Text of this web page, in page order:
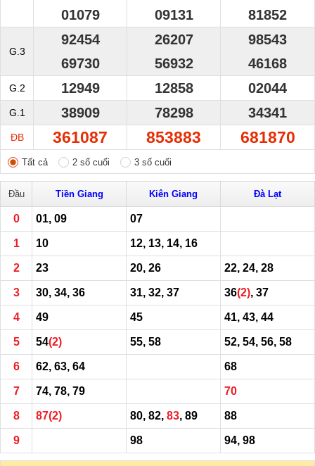
01079
09131
81852
G.3
92454
69730
26207
56932
98543
46168
G.2 12949 12858 02044
G.1 38909 78298 34341
ĐB 361087 853883 681870
Tất cả 2 số cuối 3 số cuối
Đầu Tiền Giang Kiên Giang Đà Lạt
0 01, 09 07
1 10 12, 13, 14, 16
2 23 20, 26 22, 24, 28
3 30, 34, 36 31, 32, 37 36(2), 37
4 49 45 41, 43, 44
5 54(2) 55, 58 52, 54, 56, 58
6 62, 63, 64 68
7 74, 78, 79 70
8 87(2) 80, 82, 83, 89 88
9 98 94, 98